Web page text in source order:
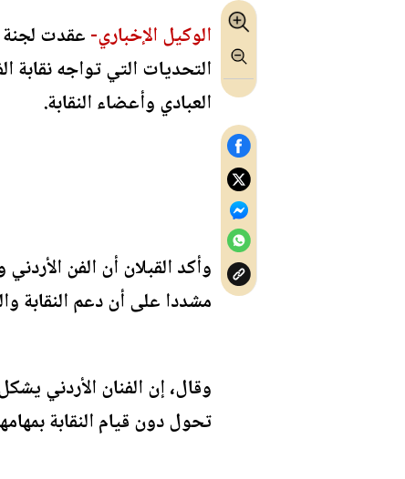
الوكيل الإخباري-عقدت لجنة
التحديات التي تواجه نقابة
العبادي وأعضاء النقابة.
وأكد القبلان أن الفن
مشددا على أن دعم النقابة
وقال، إن الفنان الأردني
تحول دون قيام النقابة